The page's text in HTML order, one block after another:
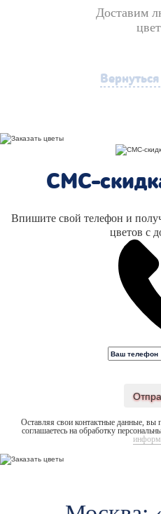
Доставим
Вернуться
СМС-
Впишите свой телефон и
цветов с
Оставляя свои контактные данные, вы
соглашаетесь на обработку